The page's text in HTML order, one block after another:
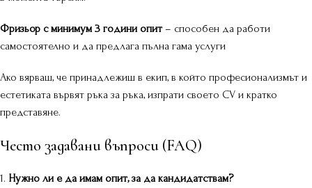
Фризьор с минимум 3 години опит – способен да работи
самостоятелно и да предлага пълна гама услуги
Ако вярваш, че принадлежиш в екип, в който професионализмът и
естетиката вървят ръка за ръка, изпрати своето CV и кратко
представяне.
Често задавани въпроси (FAQ)
1. Нужно ли е да имам опит, за да кандидатствам?